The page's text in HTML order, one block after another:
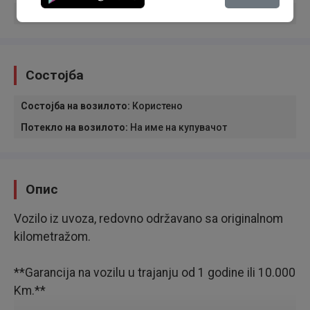
Состојба
Состојба на возилото: Користено
Потекло на возилото: На име на купувачот
Опис
Vozilo iz uvoza, redovno održavano sa originalnom
kilometražom.
**Garancija na vozilu u trajanju od 1 godine ili 10.000
Km.**